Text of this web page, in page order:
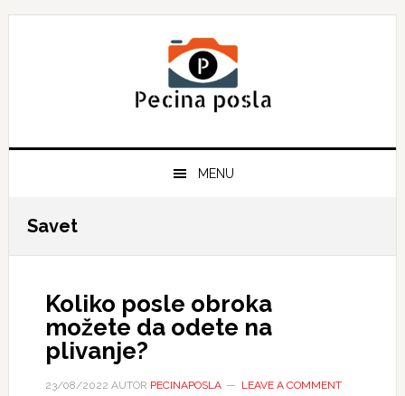
Skip
Skip
Skip
MENU
Savet
Koliko posle obroka
možete da odete na
plivanje?
23/08/2022 AUTOR PECINAPOSLA LEAVE A COMMENT